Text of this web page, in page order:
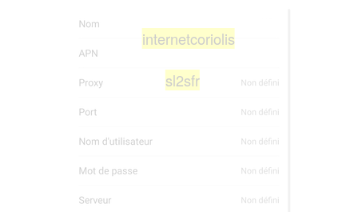
sl2sfr
internetcoriolis